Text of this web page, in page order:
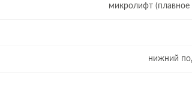
микролифт (плавное
нижний